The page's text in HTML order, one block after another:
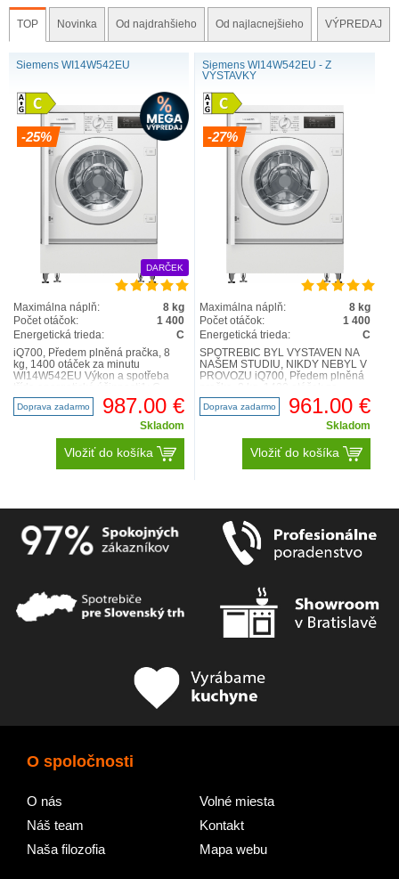
TOP Novinka Od najdrahšieho Od najlacnejšieho VÝPREDAJ
Siemens WI14W542EU
-25%
DARČEK
Maximálna náplň:
8 kg
Počet otáčok:
1 400
Energetická trieda:
C
iQ700, Předem plněná pračka, 8
kg, 1400 otáček za minutu
WI14W542EU Výkon a spotřeba
energie2 / voda3: 62 kWh ..
Doprava zadarmo 987.00 €
Skladom
Vložiť do košíka
Siemens WI14W542EU - Z
VÝSTAVKY
-27%
Maximálna náplň:
8 kg
Počet otáčok:
1 400
Energetická trieda:
C
SPOTŘEBIČ BYL VYSTAVEN NA
NAŠEM STUDIU, NIKDY NEBYL V
PROVOZU iQ700, Předem plněná
minutu WI14W542EU Výkon a
spotř..
Doprava zadarmo 961.00 €
Skladom
Vložiť do košíka
O spoločnosti
O nás
Náš team
Naša filozofia
Volné miesta
Kontakt
Mapa webu